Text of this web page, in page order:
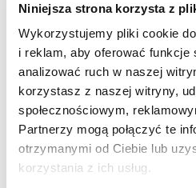
Niniejsza strona korzysta z
Wykorzystujemy pliki cookie
i reklam, aby oferować funkcje
analizować ruch w naszej
korzystasz z naszej witryny,
społecznościowym,
Partnerzy mogą połączyć te
otrzymanymi od Ciebie lub
korzystania z ich usług.
Zasady
REGULAMIN
Regulamin wypożyczalni